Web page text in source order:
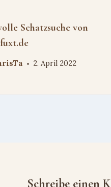
Schatzsuche von
2. April 2022
Schreibe einen